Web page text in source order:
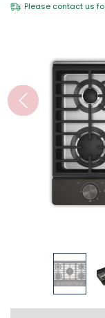
Please contact us